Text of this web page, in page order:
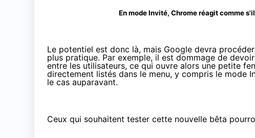
En mode Invité, Chrome réagit comme
Le potentiel est donc là, mais Google devra
plus pratique. Par exemple, il est dommage de
entre les utilisateurs, ce qui ouvre alors une petite
directement listés dans le menu, y compris le mode
le cas auparavant.
Ceux qui souhaitent tester cette nouvelle bêta